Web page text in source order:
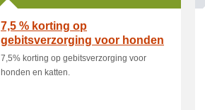
7,5 % korting op
gebitsverzorging voor honden
en katten
7,5% korting op gebitsverzorging voor
honden en katten.